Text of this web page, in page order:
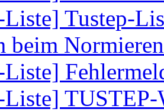
Tustep-
beim
Liste]
Liste]